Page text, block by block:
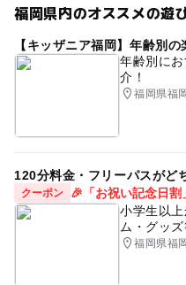
福岡県内のオススメの遊
【キッザニア福岡】年齢別の
年齢別に
介！
福岡県福
120分料金・フリーパスがど
クーポン
🎉「お祝い記念日割
小学生以
ム・グッズ
福岡県福